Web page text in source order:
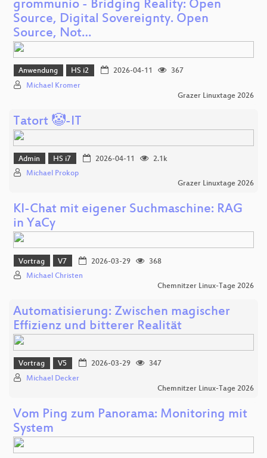
grommunio - Bridging Reality: Open
Source, Digital Sovereignty. Open
Source, Not…
Anwendung HS i2 2026-04-11
367
Michael Kromer
Grazer Linuxtage 2026
Tatort 🤡-IT
Admin HS i7 2026-04-11
2.1k
Michael Prokop
Grazer Linuxtage 2026
KI-Chat mit eigener Suchmaschine: RAG
in YaCy
Vortrag V7 2026-03-29
368
Michael Christen
Chemnitzer Linux-Tage 2026
Automatisierung: Zwischen magischer
Effizienz und bitterer Realität
Vortrag V5 2026-03-29
347
Michael Decker
Chemnitzer Linux-Tage 2026
Vom Ping zum Panorama: Monitoring mit
System